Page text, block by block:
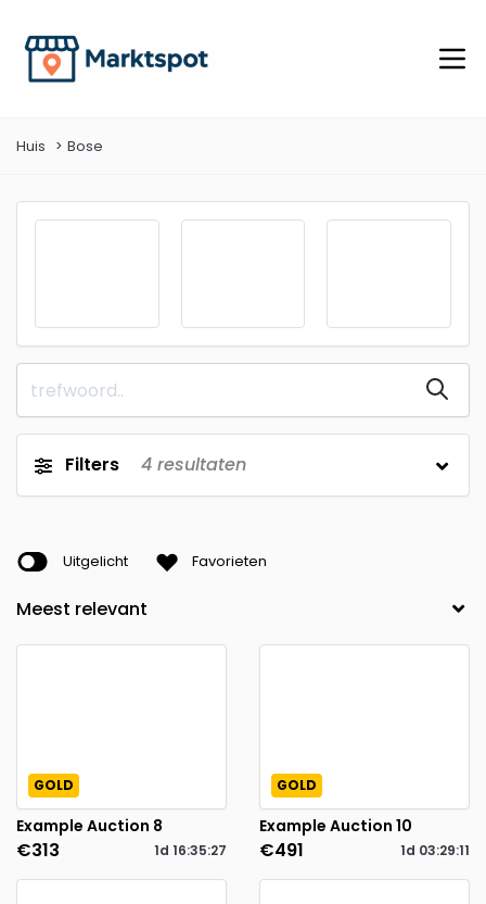
Huis Bose
Filters 4 resultaten
Uitgelicht Favorieten
GOLD
Example Auction 8
€313 1d 16:35:26
GOLD
Example Auction 10
€491 1d 03:29:10